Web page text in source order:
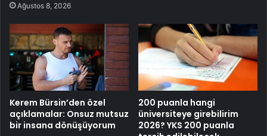
Ağustos 8, 2026
Kerem Bürsin’den özel
açıklamalar: Onsuz mutsuz
bir insana dönüşüyorum
200 puanla hangi
üniversiteye girebilirim
2026? YKS 200 puanla